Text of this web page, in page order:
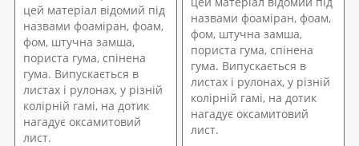
цей матеріал відомий під
назвами фоаміран, фоам,
фом, штучна замша,
пориста гума, спінена
гума. Випускається в
листах і рулонах, у різній
колірній гамі, на дотик
нагадує оксамитовий
лист.
назвами фоаміран, фоам,
фом, штучна замша,
пориста гума, спінена
гума. Випускається в
листах і рулонах, у різній
колірній гамі, на дотик
нагадує оксамитовий
лист.